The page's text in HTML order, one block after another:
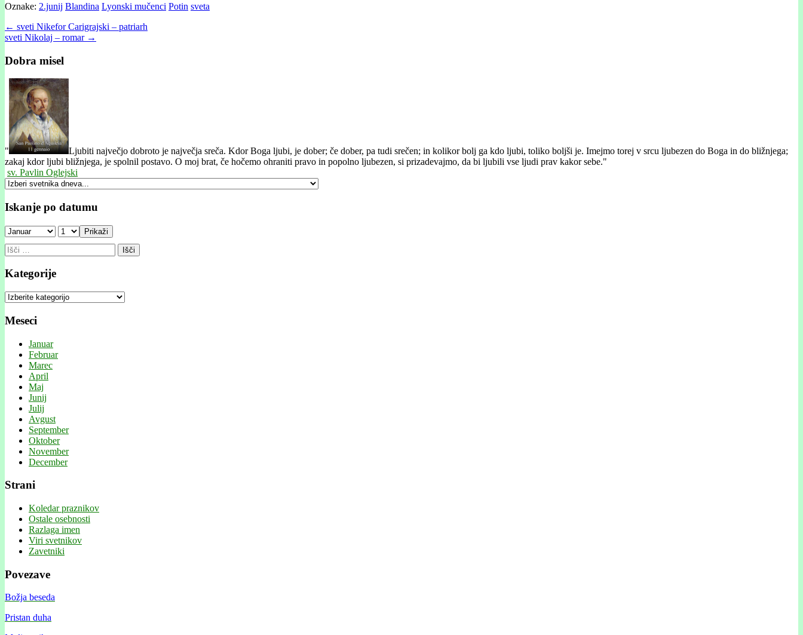
Oznake: 2.junij Blandina Lyonski mučenci Potin sveta
Post
navigation
← sveti Nikefor Carigrajski – patriarh
sveti Nikolaj – romar →
Dobra misel
"
Ljubiti največjo dobroto je največja sreča. Kdor Boga ljubi, je dober; če dober, pa tudi srečen; in kolikor bolj ga kdo ljubi, toliko boljši je. Imejmo torej v srcu ljubezen do Boga in do bližnjega;
zakaj kdor ljubi bližnjega, je spolnil postavo. O moj brat, če hočemo ohraniti pravo in popolno ljubezen, si prizadevajmo, da bi ljubili vse ljudi prav kakor sebe."
sv. Pavlin Oglejski
Iskanje po datumu
Prikaži
Išči:
Kategorije
Kategorije
Meseci
Januar
Februar
Marec
April
Maj
Junij
Julij
Avgust
September
Oktober
November
December
Strani
Koledar praznikov
Ostale osebnosti
Razlaga imen
Viri svetnikov
Zavetniki
Povezave
Božja beseda
Pristan duha